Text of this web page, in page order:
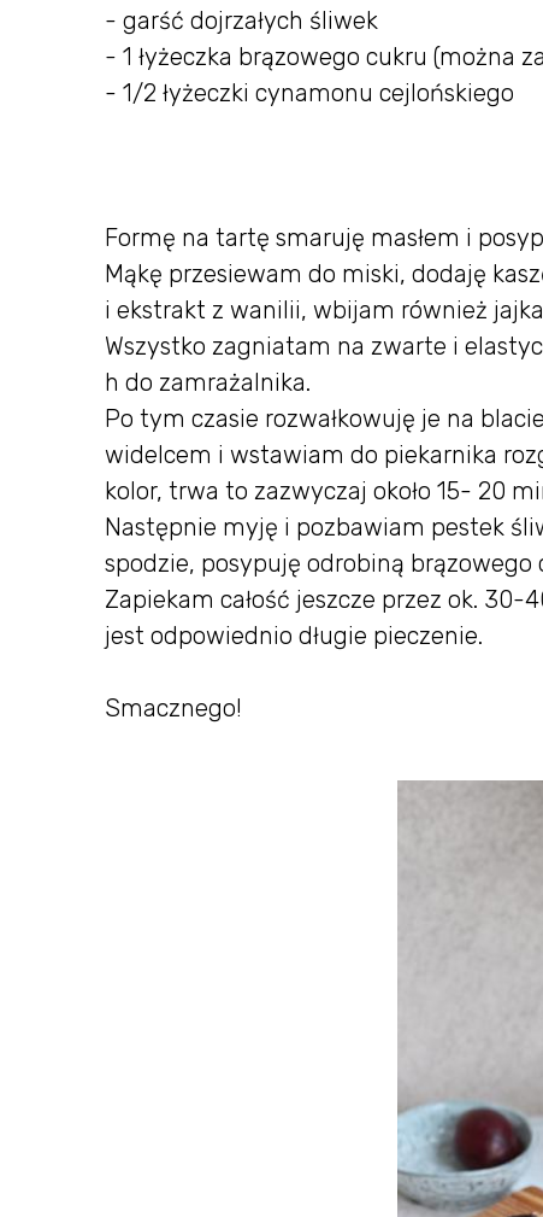
- garść dojrzałych śliwek
- 1 łyżeczka brązowego cukru (można
- 1/2 łyżeczki cynamonu cejlońskiego
Formę na tartę smaruję masłem i
Mąkę przesiewam do miski, dodaję
i ekstrakt z wanilii, wbijam również
Wszystko zagniatam na zwarte i
h do zamrażalnika.
Po tym czasie rozwałkowuję je na
widelcem i wstawiam do piekarnika
kolor, trwa to zazwyczaj około 15- 20
Następnie myję i pozbawiam pestek
spodzie, posypuję odrobiną brązowego
Zapiekam całość jeszcze przez ok.
jest odpowiednio długie pieczenie.
Smacznego!